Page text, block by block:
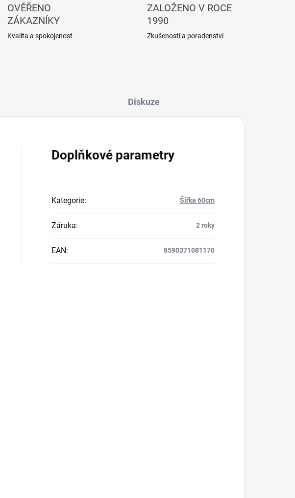
OVĚŘENO
ZÁKAZNÍKY
Kvalita a spokojenost
ZALOŽENO V ROCE
1990
Zkušenosti a poradenství
Diskuze
Doplňkové parametry
Kategorie: Šířka 60cm
Záruka: 2 roky
EAN: 8590371081170